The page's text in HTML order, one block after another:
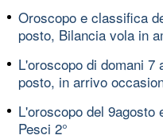
Oroscopo e classifica
posto, Bilancia vola in
L'oroscopo di domani 7
posto, in arrivo
L'oroscopo del
Pesci 2°